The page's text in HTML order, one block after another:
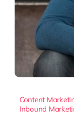
Content
Inbound